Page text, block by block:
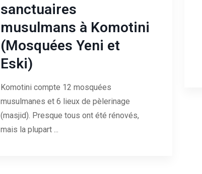
sanctuaires
musulmans à Komotini
(Mosquées Yeni et
Eski)
Komotini compte 12 mosquées
musulmanes et 6 lieux de pèlerinage
(masjid). Presque tous ont été rénovés,
mais la plupart ...